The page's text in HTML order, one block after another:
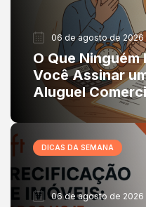
06 de agosto de 2026
O Que
Você Assinar
Aluguel
DICAS DA SEMANA
06 de agosto de 2026